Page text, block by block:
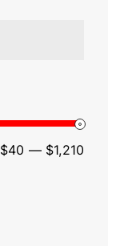
$40 — $1,210